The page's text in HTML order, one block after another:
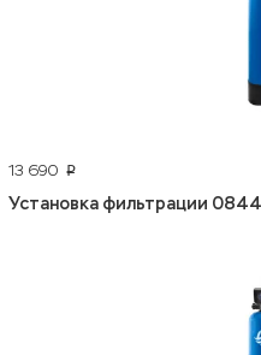
13 690 p
Установка фильтрации